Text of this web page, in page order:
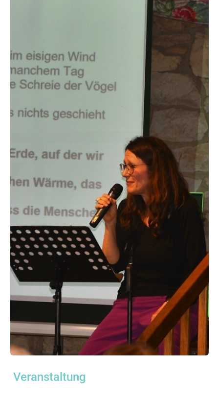
Veranstaltung